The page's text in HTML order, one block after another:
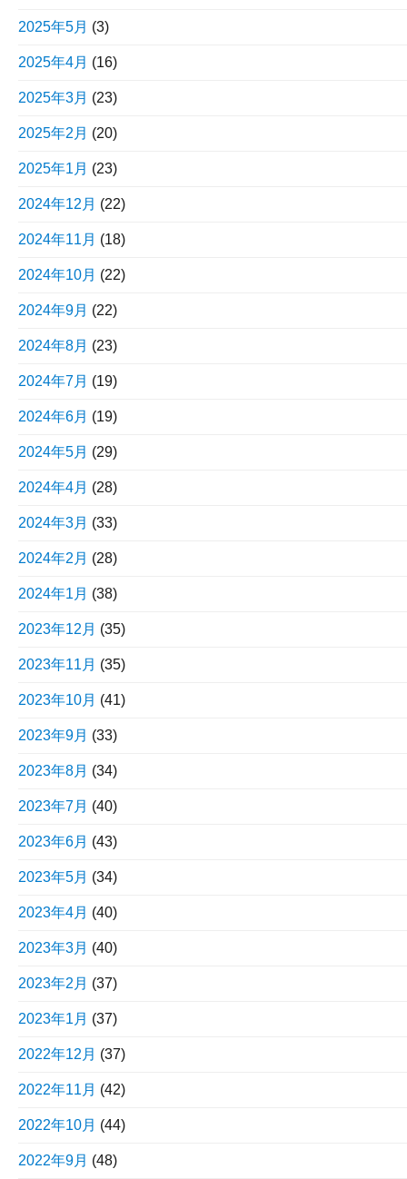
2025年5月 (3)
2025年4月 (16)
2025年3月 (23)
2025年2月 (20)
2025年1月 (23)
2024年12月 (22)
2024年11月 (18)
2024年10月 (22)
2024年9月 (22)
2024年8月 (23)
2024年7月 (19)
2024年6月 (19)
2024年5月 (29)
2024年4月 (28)
2024年3月 (33)
2024年2月 (28)
2024年1月 (38)
2023年12月 (35)
2023年11月 (35)
2023年10月 (41)
2023年9月 (33)
2023年8月 (34)
2023年7月 (40)
2023年6月 (43)
2023年5月 (34)
2023年4月 (40)
2023年3月 (40)
2023年2月 (37)
2023年1月 (37)
2022年12月 (37)
2022年11月 (42)
2022年10月 (44)
2022年9月 (48)